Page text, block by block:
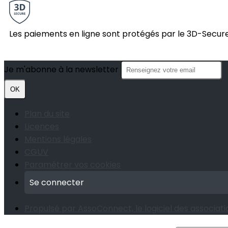
Les paiements en ligne sont protégés par le 3D-
Je m'abonne à la newsletter
OK
Se connecter